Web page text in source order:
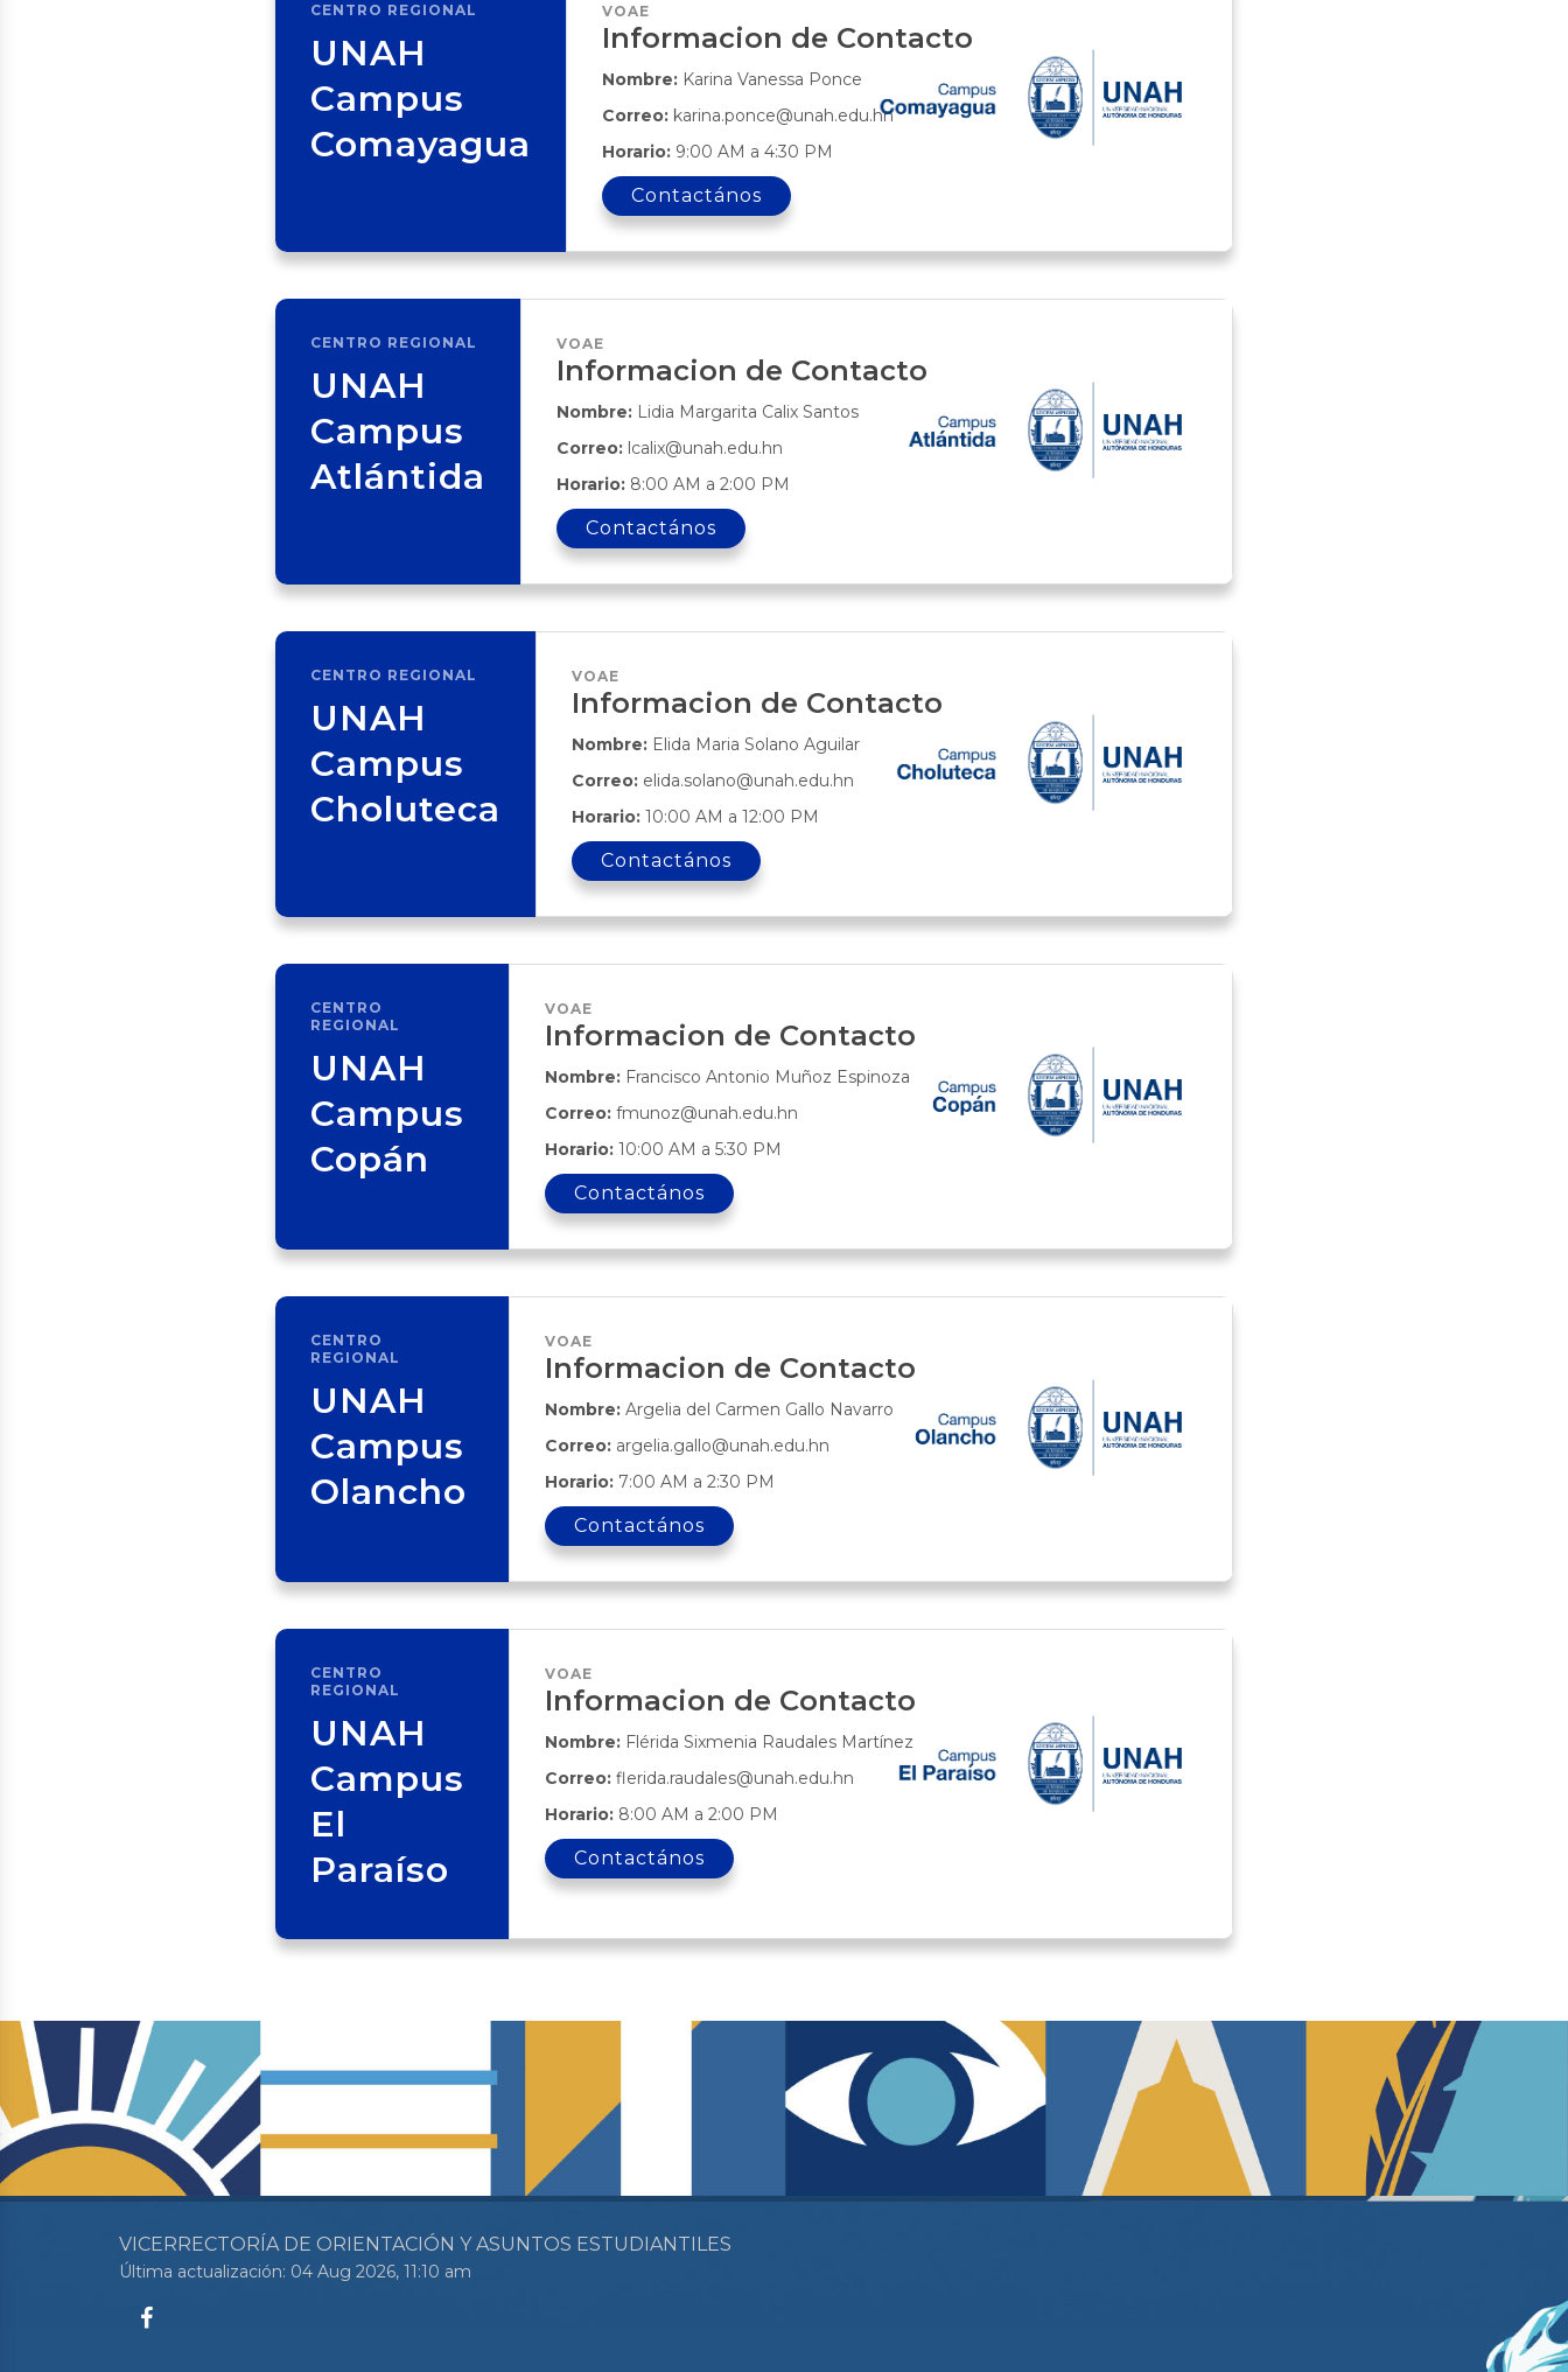
CENTRO REGIONAL
UNAH
Campus
Comayagua
VOAE
Informacion de Contacto
Nombre: Karina Vanessa Ponce
Correo: karina.ponce@unah.edu.hn
Horario: 9:00 AM a 4:30 PM
Contactános
CENTRO REGIONAL
UNAH
Campus
Atlántida
VOAE
Informacion de Contacto
Nombre: Lidia Margarita Calix Santos
Correo: lcalix@unah.edu.hn
Horario: 8:00 AM a 2:00 PM
Contactános
CENTRO REGIONAL
UNAH
Campus
Choluteca
VOAE
Informacion de Contacto
Nombre: Elida Maria Solano Aguilar
Correo: elida.solano@unah.edu.hn
Horario: 10:00 AM a 12:00 PM
Contactános
CENTRO
REGIONAL
UNAH
Campus
Copán
VOAE
Informacion de Contacto
Nombre: Francisco Antonio Muñoz Espinoza
Correo: fmunoz@unah.edu.hn
Horario: 10:00 AM a 5:30 PM
Contactános
CENTRO
REGIONAL
UNAH
Campus
Olancho
VOAE
Informacion de Contacto
Nombre: Argelia del Carmen Gallo Navarro
Correo: argelia.gallo@unah.edu.hn
Horario: 7:00 AM a 2:30 PM
Contactános
CENTRO
REGIONAL
UNAH
Campus
El
Paraíso
VOAE
Informacion de Contacto
Nombre: Flérida Sixmenia Raudales Martínez
Correo: flerida.raudales@unah.edu.hn
Horario: 8:00 AM a 2:00 PM
Contactános
VICERRECTORÍA DE ORIENTACIÓN Y ASUNTOS ESTUDIANTILES
Última actualización: 04 Aug 2026, 11:10 am